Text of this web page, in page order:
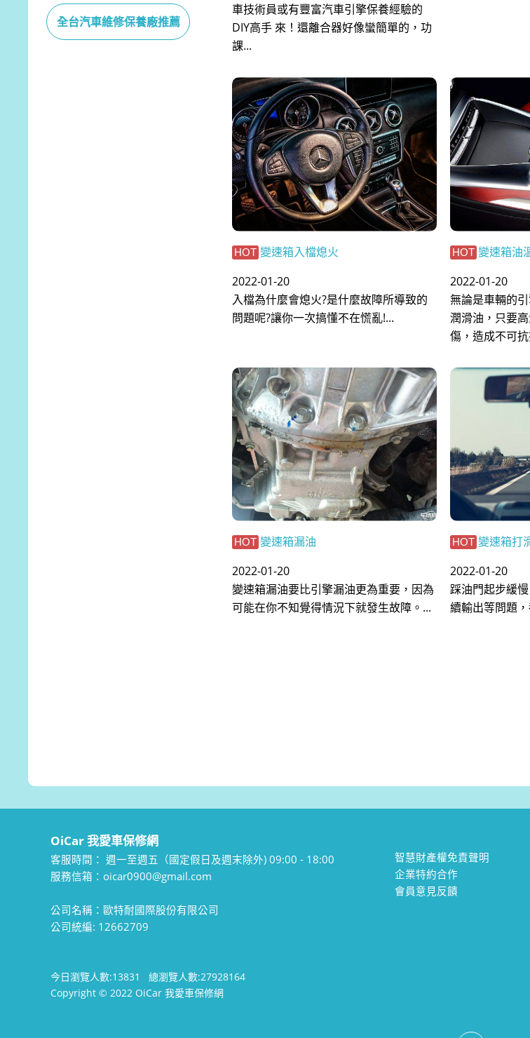
全台汽車維修保養廠推薦
車技術員或有豐富汽車引擎保養經驗的
DIY高手 來！還離合器好像蠻簡單的，功
課...
HOT 變速箱入檔熄火
2022-01-20
入檔為什麼會熄火?是什麼故障所導致的
問題呢?讓你一次搞懂不在慌亂!...
HOT 變速箱油
2022-01-20
無論是車輛的
潤滑油，只要
傷，造成不可
HOT 變速箱漏油
2022-01-20
變速箱漏油要比引擎漏油更為重要，因為
可能在你不知覺得情況下就發生故障。...
HOT 變速箱打
2022-01-20
踩油門起步緩
續輸出等問題
OiCar 我愛車保修網
客服時間： 週一至週五（國定假日及週末除外) 09:00 - 18:00
服務信箱：oicar0900@gmail.com
公司名稱：歐特耐國際股份有限公司
公司統編: 12662709
智慧財產權免責聲明
企業特約合作
會員意見反饋
今日瀏覽人數:13831 總瀏覽人數:27928164
Copyright © 2022 OiCar 我愛車保修網